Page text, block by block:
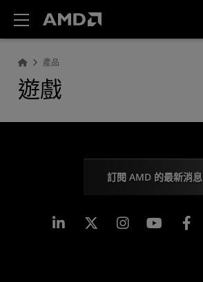
產品
遊戲
訂閱 AMD 的最新消息
Linkedin Instagram